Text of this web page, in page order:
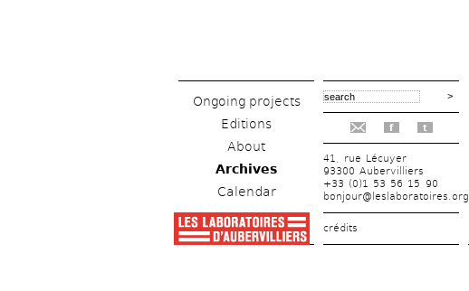
Ongoing projects
Editions
About
Archives
Calendar
f t
41, rue Lécuyer
93300 Aubervilliers
+33 (0)1 53 56 15 90
bonjour@leslaboratoires.org
crédits